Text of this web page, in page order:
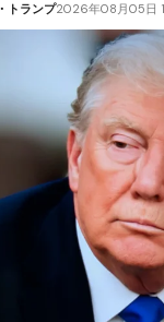
トランプ2026年08月05日